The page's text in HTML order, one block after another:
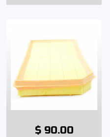
$ 90.00